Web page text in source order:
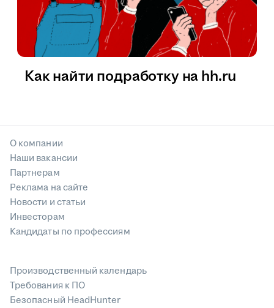
Как найти подработку на hh.ru
О компании
Наши вакансии
Партнерам
Реклама на сайте
Новости и статьи
Инвесторам
Кандидаты по профессиям
Производственный календарь
Требования к ПО
Безопасный HeadHunter